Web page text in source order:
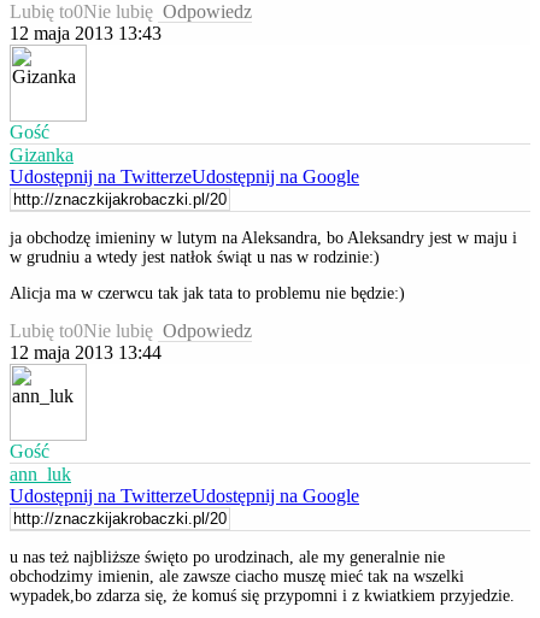
Lubię to0Nie lubię Odpowiedz
12 maja 2013 13:43
Gość
Gizanka
Udostępnij na TwitterzeUdostępnij na Google
ja obchodzę imieniny w lutym na Aleksandra, bo Aleksandry jest w maju i
w grudniu a wtedy jest natłok świąt u nas w rodzinie:)
Alicja ma w czerwcu tak jak tata to problemu nie będzie:)
Lubię to0Nie lubię Odpowiedz
12 maja 2013 13:44
Gość
ann_luk
Udostępnij na TwitterzeUdostępnij na Google
u nas też najbliższe święto po urodzinach, ale my generalnie nie
obchodzimy imienin, ale zawsze ciacho muszę mieć tak na wszelki
wypadek,bo zdarza się, że komuś się przypomni i z kwiatkiem przyjedzie.